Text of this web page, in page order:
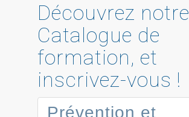
Découvrez notre
Catalogue de
formation, et
inscrivez-vous !
Prévention et